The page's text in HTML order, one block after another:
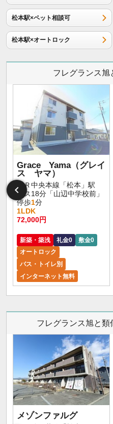
松本駅×ペット相談可
松本駅×オートロック
フレグランス旭
Grace Yama（グレイ
ス ヤマ）
ＪＲ中央本線「松本」駅
バス18分「山辺中学校前」
停歩1分
1LDK
72,000円
新築・築浅 礼金0
敷金0
オートロック
バス・トイレ別
インターネット無料
フレグランス旭と
メゾンファルグ